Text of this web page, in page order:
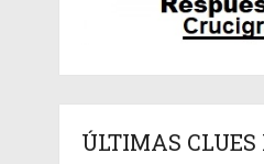
ÚLTIMAS CLUES